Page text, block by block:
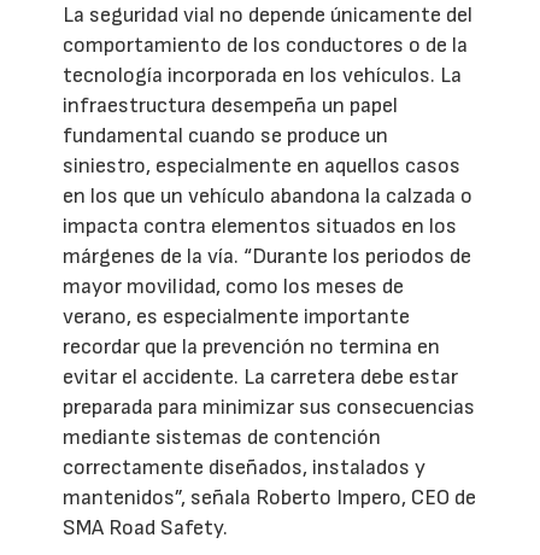
La seguridad vial no depende únicamente del
comportamiento de los conductores o de la
tecnología incorporada en los vehículos. La
infraestructura desempeña un papel
fundamental cuando se produce un
siniestro, especialmente en aquellos casos
en los que un vehículo abandona la calzada o
impacta contra elementos situados en los
márgenes de la vía. “Durante los periodos de
mayor movilidad, como los meses de
verano, es especialmente importante
recordar que la prevención no termina en
evitar el accidente. La carretera debe estar
preparada para minimizar sus consecuencias
mediante sistemas de contención
correctamente diseñados, instalados y
mantenidos”, señala Roberto Impero, CEO de
SMA Road Safety.